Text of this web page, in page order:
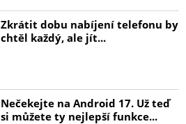
Zkrátit dobu nabíjení telefonu by
chtěl každý, ale jít...
Nečekejte na Android 17. Už teď
si můžete ty nejlepší funkce...